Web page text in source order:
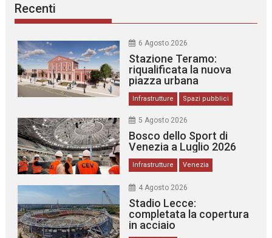
Recenti
6 Agosto 2026
Stazione Teramo:
riqualificata la nuova
piazza urbana
Infrastrutture Spazi pubblici
5 Agosto 2026
Bosco dello Sport di
Venezia a Luglio 2026
Infrastrutture Venezia
4 Agosto 2026
Stadio Lecce:
completata la copertura
in acciaio